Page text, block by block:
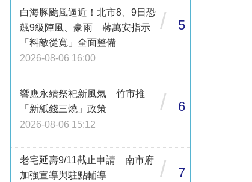
白海豚颱風逼近！北市8、9日恐
飆9級陣風、豪雨 蔣萬安指示
「料敵從寬」全面整備
2026-08-06 16:00
/ 5
響應永續祭祀新風氣 竹市推
「新紙錢三燒」政策
2026-08-06 15:12
/ 6
老宅延壽9/11截止申請 南市府
加強宣導與駐點輔導
/ 7